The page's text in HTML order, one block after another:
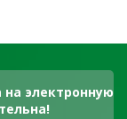
электронную